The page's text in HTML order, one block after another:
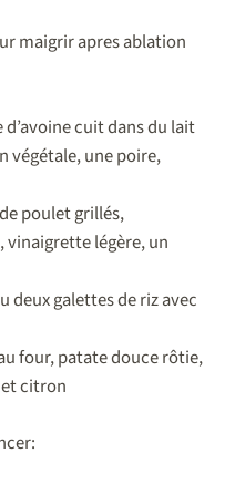
maigrir apres ablation
cuit dans du lait
végétale, une poire,
poulet grillés,
légère, un
deux galettes de riz avec
four, patate douce rôtie,
citron